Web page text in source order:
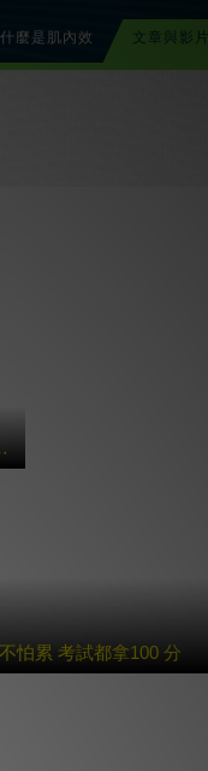
cart
member
什麼是肌內效
文章與影片
健訓練中心
怕累 考試都拿100 分